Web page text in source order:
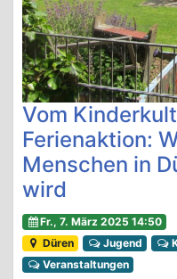
Vom
Ferienaktion:
Menschen in
wird
Fr., 7. März 2025 14:50
Düren
Jugend
Veranstaltungen